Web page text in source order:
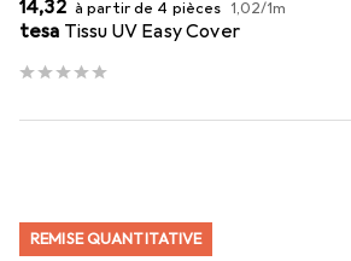
EUR
14,32 à partir de 4 pièces 1,02/1m
tesa Tissu UV Easy Cover
REMISE QUANTITATIVE